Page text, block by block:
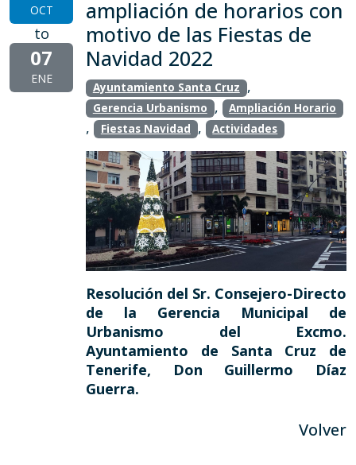
OCT
to
07
ENE
ampliación de horarios con
motivo de las Fiestas de
Navidad 2022
Ayuntamiento Santa Cruz ,
Gerencia Urbanismo , Ampliación Horario
, Fiestas Navidad , Actividades
Resolución del Sr. Consejero-Directo
de la Gerencia Municipal de
Urbanismo del Excmo.
Ayuntamiento de Santa Cruz de
Tenerife, Don Guillermo Díaz
Guerra.
Volver